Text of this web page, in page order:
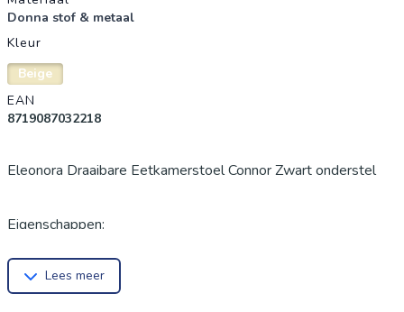
Donna stof & metaal
Kleur
Beige
EAN
8719087032218
Eleonora Draaibare Eetkamerstoel Connor Zwart onderstel
Eigenschappen:
Materiaal: Donna stof & metaal
Lees meer